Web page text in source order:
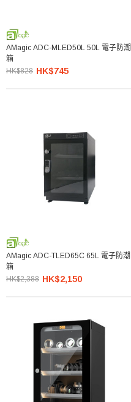
AMagic ADC-MLED50L 50L 電子防潮
箱
HK$828 HK$745
AMagic ADC-TLED65C 65L 電子防潮
箱
HK$2,388 HK$2,150